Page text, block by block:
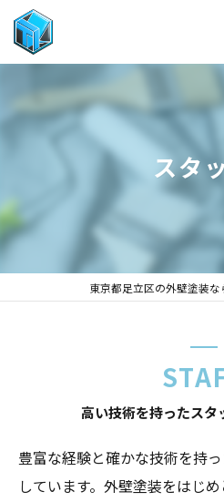
スタ
東京都足立区の外壁塗装
高い技術を持ったスタ
豊富な経験と確かな技術を持
しています。外壁塗装をはじ